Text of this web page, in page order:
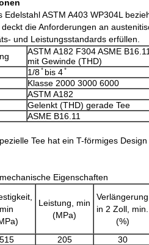
Edelstahl ASTM A403 WP304L
die Anforderungen an
und Leistungsstandards erfüllen.
ASTM A182 F304 ASME
mit Gewinde (THD)
1/8 ̊ bis 4 ̊
Klasse 2000 3000 6000
ASTM A182
Gelenkt (THD) gerade Tee
ASME B16.11
Tee hat ein T-förmiges
Eigenschaften
min
Leistung, min
(MPa)
Verlängerung
in 2 Zoll, min.
(%)
515 205 30